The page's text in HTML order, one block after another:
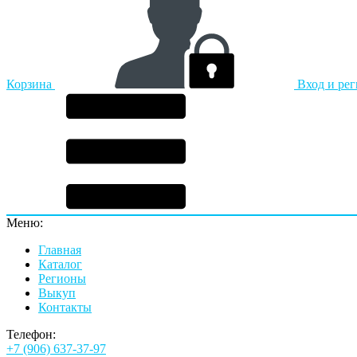
Корзина Вход и
Меню:
Главная
Каталог
Регионы
Выкуп
Контакты
Телефон:
+7 (906) 637-37-97